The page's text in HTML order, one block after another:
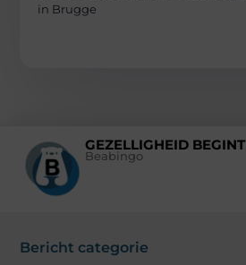
in Brugge
GEZELLIGHEID BEGINT
Beabingo
Bericht categorie